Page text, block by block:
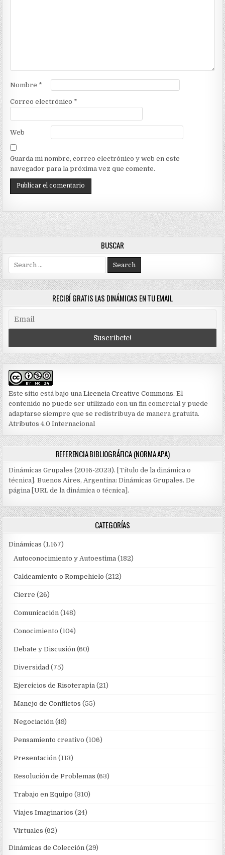
Nombre *
Correo electrónico *
Web
Guarda mi nombre, correo electrónico y web en este
navegador para la próxima vez que comente.
BUSCAR
for:
RECIBÍ GRATIS LAS DINÁMICAS EN TU EMAIL
Este sitio está bajo unaLicencia Creative Commons. El
contenido no puede ser utilizado con un fin comercial y puede
adaptarse siempre que se redistribuya de manera gratuita.
Atributos 4.0 Internacional
REFERENCIA BIBLIOGRÁFICA (NORMA APA)
Dinámicas Grupales (2016-2023). [Título de la dinámica o
técnica]. Buenos Aires, Argentina: Dinámicas Grupales. De
página [URL de la dinámica o técnica].
CATEGORÍAS
Dinámicas (1.167)
Autoconocimiento y Autoestima (182)
Caldeamiento o Rompehielo (212)
Cierre (26)
Comunicación (148)
Conocimiento (104)
Debate y Discusión (60)
Diversidad (75)
Ejercicios de Risoterapia (21)
Manejo de Conflictos (55)
Negociación (49)
Pensamiento creativo (106)
Presentación (113)
Resolución de Problemas (63)
Trabajo en Equipo (310)
Viajes Imaginarios (24)
Virtuales (62)
Dinámicas de Colección (29)